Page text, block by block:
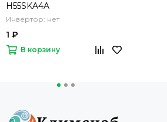
H55SKA4A
Инвертор: нет
1 ₽
В корзину